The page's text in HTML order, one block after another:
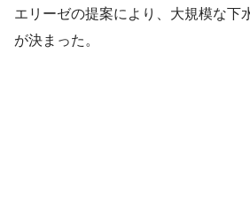
エリーゼの提案により、大規模な下
が決まった。